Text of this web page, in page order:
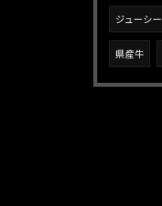
ジューシー
県産牛